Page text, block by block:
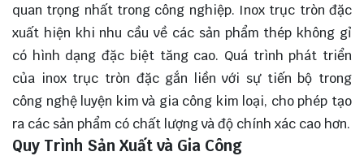
quan trọng nhất trong công nghiệp. Inox trục tròn đặc
xuất hiện khi nhu cầu về các sản phẩm thép không gỉ
có hình dạng đặc biệt tăng cao. Quá trình phát triển
của inox trục tròn đặc gắn liền với sự tiến bộ trong
công nghệ luyện kim và gia công kim loại, cho phép tạo
ra các sản phẩm có chất lượng và độ chính xác cao hơn.
Quy Trình Sản Xuất và Gia Công